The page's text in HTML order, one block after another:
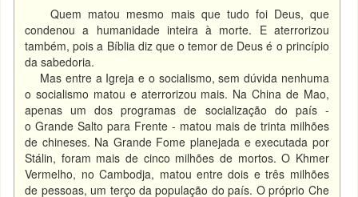
Quem matou mesmo mais que tudo foi Deus, que
condenou a humanidade inteira à morte. E aterrorizou
também, pois a Bíblia diz que o temor de Deus é o princípio
da sabedoria.
Mas entre a Igreja e o socialismo, sem dúvida nenhuma
o socialismo matou e aterrorizou mais. Na China de Mao,
apenas um dos programas de socialização do país -
o Grande Salto para Frente - matou mais de trinta milhões
de chineses. Na Grande Fome planejada e executada por
Stálin, foram mais de cinco milhões de mortos. O Khmer
Vermelho, no Cambodja, matou entre dois e três milhões
de pessoas, um terço da população do país. O próprio Che